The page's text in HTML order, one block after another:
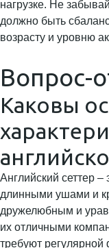
нагрузке. Не
должно быть
возрасту и уровню
Вопрос-
Каковы
Английский сеттер
длинными ушами и
дружелюбным и
их отличными
требуют регулярной